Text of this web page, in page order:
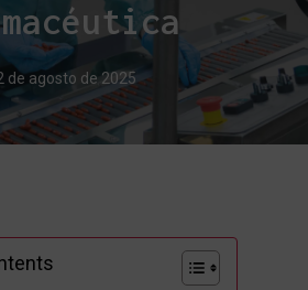
de agosto de 2025